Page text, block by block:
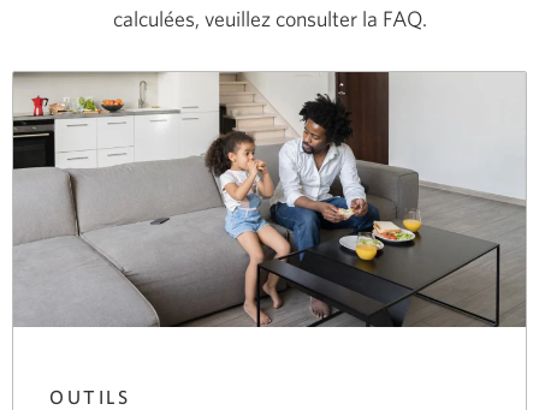
calculées, veuillez consulter la FAQ.
OUTILS